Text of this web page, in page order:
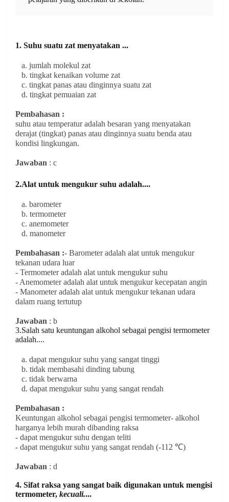
1. Suhu suatu zat menyatakan ...
a. jumlah molekul zat
b. tingkat kenaikan volume zat
c. tingkat panas atau dinginnya suatu zat
d. tingkat pemuaian zat
Pembahasan :
suhu atau temperatur adalah besaran yang menyatakan
derajat (tingkat) panas atau dinginnya suatu benda atau
kondisi lingkungan.
Jawaban : c
2.Alat untuk mengukur suhu adalah....
a. barometer
b. termometer
c. anemometer
d. manometer
Pembahasan :- Barometer adalah alat untuk mengukur
tekanan udara luar
- Termometer adalah alat untuk mengukur suhu
- Anemometer adalah alat untuk mengukur kecepatan angin
- Manometer adalah alat untuk mengukur tekanan udara
dalam ruang tertutup
Jawaban : b
3.Salah satu keuntungan alkohol sebagai pengisi termometer
adalah....
a. dapat mengukur suhu yang sangat tinggi
b. tidak membasahi dinding tabung
c. tidak berwarna
d. dapat mengukur suhu yang sangat rendah
Pembahasan :
Keuntungan alkohol sebagai pengisi termometer- alkohol
harganya lebih murah dibanding raksa
- dapat mengukur suhu dengan teliti
- dapat mengukur suhu yang sangat rendah (-112 ℃)
Jawaban : d
4. Sifat raksa yang sangat baik digunakan untuk mengisi
termometer, kecuali....